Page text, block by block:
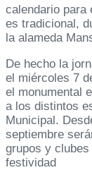
calendario para
es tradicional,
la alameda
De hecho la
el miércoles 7
el monumental
a los distintos
Municipal.
septiembre
grupos y
festividad